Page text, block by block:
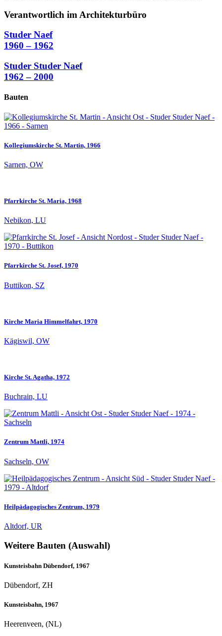
Verantwortlich im Architekturbüro
Studer Naef
1960 – 1962
Studer Studer Naef
1962 – 2000
Bauten
Kollegiumskirche St. Martin, 1966
Sarnen, OW
Pfarrkirche St. Maria, 1968
Nebikon, LU
Pfarrkirche St. Josef, 1970
Buttikon, SZ
Kirche Maria Himmelfahrt, 1970
Kägiswil, OW
Kirche St. Agatha, 1972
Buchrain, LU
Zentrum Mattli, 1974
Sachseln, OW
Heilpädagogisches Zentrum, 1979
Altdorf, UR
Weitere Bauten (Auswahl)
Kunsteisbahn Dübendorf, 1967
Dübendorf, ZH
Kunsteisbahn, 1967
Heerenveen, (NL)